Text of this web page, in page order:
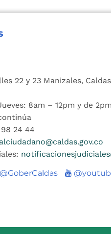
22 y 23 Manizales,
8am – 12pm y de
24 44
@GoberCaldas Youtube